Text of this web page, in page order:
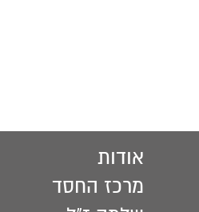
אודות
מרכז החסד